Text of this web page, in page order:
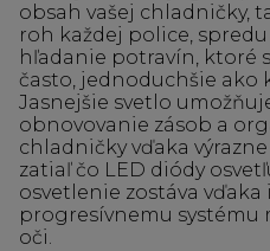
obsah vašej chladničky,
roh každej police,
hľadanie potravín, ktoré
často, jednoduchšie ako
Jasnejšie svetlo
obnovovanie zásob a
chladničky vďaka
zatiaľ čo LED diódy
osvetlenie zostáva
progresívnemu systému
oči.